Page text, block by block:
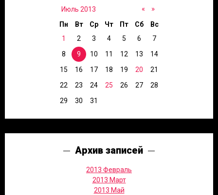
«
Июль 2013 »
Пн Вт Ср Чт Пт Сб
Вс
1
2 3 4 5 6
7
8
9 10 11 12 13
14
15
16 17 18 19 20
21
22
23 24 25 26 27
28
29
30 31
Архив записей
2013 Февраль
2013 Март
2013 Май